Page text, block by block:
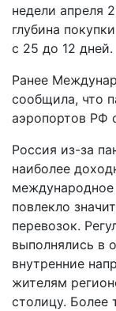
недели апреля
глубина
с 25 до 12 дней.
Ранее
сообщила, что
аэропортов РФ
Россия из-за
наиболее
повлекло
перевозок.
выполнялись в
внутренние
жителям
столицу. Более